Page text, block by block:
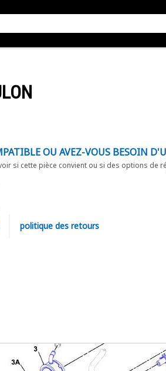
OU AVEZ-VOUS BESOIN
si cette pièce convient ou si des options de
politique des retours